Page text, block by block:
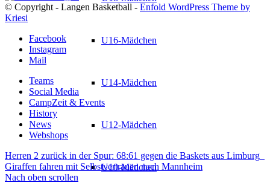
U16-Mädchen
U14-Mädchen
U12-Mädchen
U10-Mädchen
© Copyright - Langen Basketball - Enfold WordPress Theme by
Kriesi
Facebook
Instagram
Mail
Teams
Social Media
CampZeit & Events
History
News
Webshops
Herren 2 zurück in der Spur: 68:61 gegen die Baskets aus Limburg
Giraffen fahren mit Selbstvertrauen nach Mannheim
Nach oben scrollen